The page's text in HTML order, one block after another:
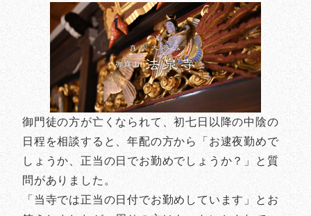
御門徒の方が亡くなられて、初七日以降の中陰の
日程を相談すると、年配の方から「お逮夜勤めで
しょうか、正当の日でお勤めでしょうか？」と質
問がありました。
「当寺では正当の日付でお勤めしています」とお